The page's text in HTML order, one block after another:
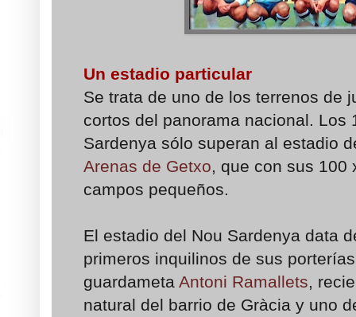
Un estadio particular
Se trata de uno de los terrenos de
cortos del panorama nacional. Los
Sardenya sólo superan al estadio
Arenas de Getxo, que con sus 100
campos pequeños.
El estadio del Nou Sardenya data
primeros inquilinos de sus
guardameta Antoni Ramallets,
natural del barrio de Gràcia y uno